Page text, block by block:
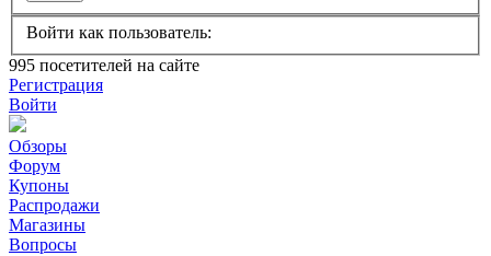
Войти как пользователь:
995 посетителей на сайте
Регистрация
Войти
Обзоры
Форум
Купоны
Распродажи
Магазины
Вопросы